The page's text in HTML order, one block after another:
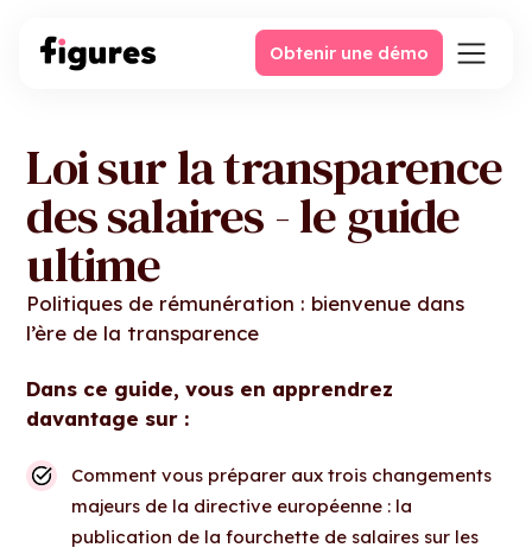
Obtenir une démo
Loi sur la transparence
des salaires - le guide
ultime
Politiques de rémunération : bienvenue dans
l’ère de la transparence
Dans ce guide, vous en apprendrez
davantage sur :
Comment vous préparer aux trois changements
majeurs de la directive européenne : la
publication de la fourchette de salaires sur les